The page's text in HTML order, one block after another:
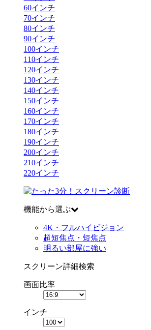
60インチ
70インチ
80インチ
90インチ
100インチ
110インチ
120インチ
130インチ
140インチ
150インチ
160インチ
170インチ
180インチ
190インチ
200インチ
210インチ
220インチ
機能から選ぶ
4K・フルハイビジョン
超短焦点・短焦点
明るい部屋に強い
スクリーン詳細検索
画面比率
インチ